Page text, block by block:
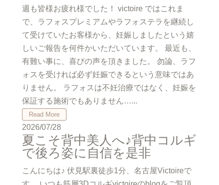
週も皆様お疲れ様でした！ victoire ではこれま
で、ラフォスプレミアムやラフォステラを継続し
て受けていたお客様から、妊娠しましたという嬉
しいご報告を何件かいただいています。 最近も、
有難い事に、喜びの声を頂きました。 勿論、ラフ
ォスを受ければ必ず妊娠できるという意味ではあ
りません。 ラフォスは不妊治療ではなく、妊娠を
保証する施術でもありません…...
Read More
2026/07/28
夏こそ背中美人へ♪背中コルギ
で後ろ姿に自信を是非
こんにちは♪ 伏見駅裏徒歩1分、名古屋Victoireで